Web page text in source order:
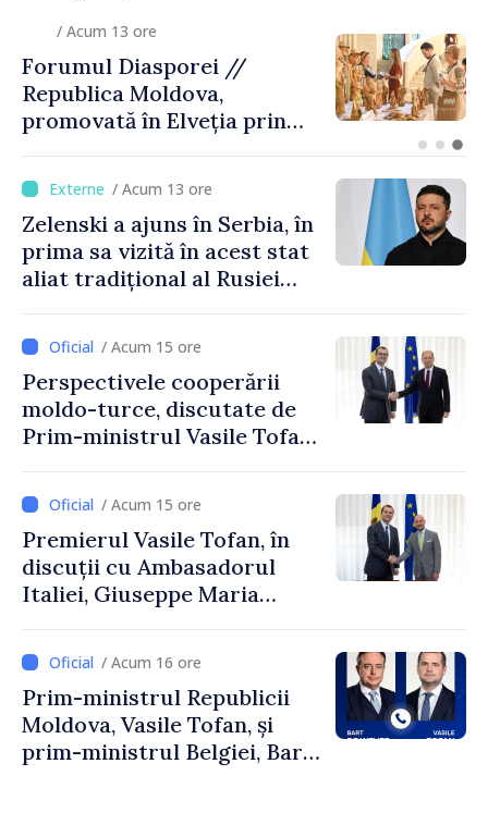
/ Acum 6 minute
Atac rusesc asupra regiunii
Kiev: trei persoane, inclusiv
un copil, au decedat
/ Acum 13 ore
Zelenski a ajuns în Serbia, în
prima sa vizită în acest stat
aliat tradițional al Rusiei
/ Acum 15 ore
Perspectivele cooperării
moldo-turce, discutate de
Prim-ministrul Vasile Tofan
Uygar Mustafa Sertel
/ Acum 15 ore
Premierul Vasile Tofan, în
discuții cu Ambasadorul
Italiei, Giuseppe Maria
/ Acum 16 ore
Prim-ministrul Republicii
Moldova, Vasile Tofan, și
prim-ministrul Belgiei, Bart